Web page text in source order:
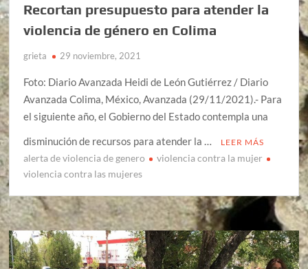
Recortan presupuesto para atender la
violencia de género en Colima
grieta 29 noviembre, 2021
Foto: Diario Avanzada Heidi de León Gutiérrez / Diario
Avanzada Colima, México, Avanzada (29/11/2021).- Para
el siguiente año, el Gobierno del Estado contempla una
disminución de recursos para atender la …
LEER MÁS
alerta de violencia de genero
violencia contra la mujer
violencia contra las mujeres